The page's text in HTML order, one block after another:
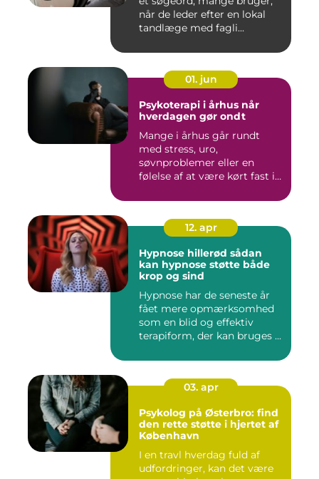
når de leder efter en lokal
tandlæge med fagli...
01. jun
Psykoterapi i århus når
hverdagen gør ondt
Mange i århus går rundt
med stress, uro,
søvnproblemer eller en
følelse af at være kørt fast i
12. apr
Hypnose hillerød sådan
kan hypnose støtte både
krop og sind
Hypnose har de seneste år
fået mere opmærksomhed
som en blid og effektiv
terapiform, der kan bruges ...
03. apr
Psykolog på Østerbro: find
den rette støtte i hjertet af
København
I en travl hverdag fuld af
udfordringer, kan det være